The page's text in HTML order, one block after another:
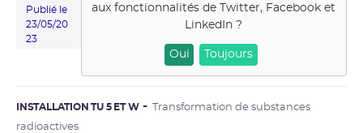
Publié le
23/05/20
23
aux fonctionnalités deTwitter, Facebook et
LinkedIn ?
Oui Toujours
INSTALLATION TU 5 ET W
Transformation de substances
radioactives